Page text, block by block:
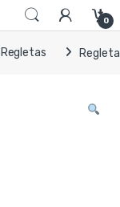
0
Regletas